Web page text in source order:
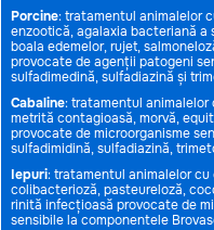
Porcine: tratamentul animalelor
enzootică, agalaxia bacteriană a
boala edemelor, rujet,
provocate de agenții patogeni
sulfadimedină, sulfadiazină și
Cabaline: tratamentul animalelor
metrită contagioasă, morvă,
provocate de microorganisme
sulfadimidină, sulfadiazină,
Iepuri: tratamentul animalelor
colibacterioză, pasteureloză,
rinită infecțioasă provocate de
sensibile la componentele